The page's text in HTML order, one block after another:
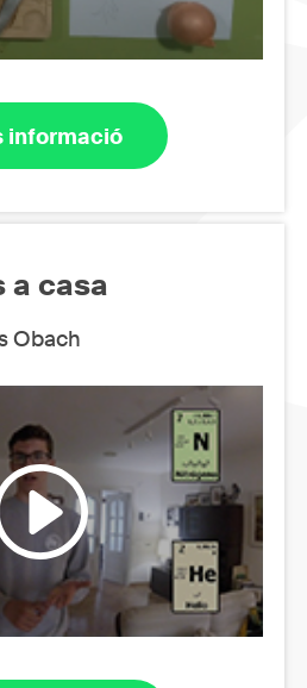
informació
a casa
Obach